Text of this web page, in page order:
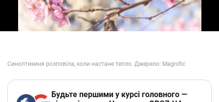
Будьте першими у курсі головного —